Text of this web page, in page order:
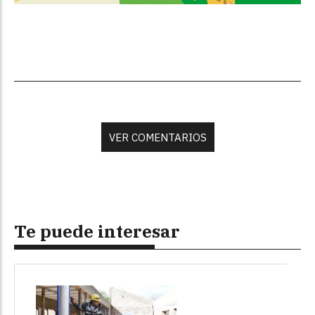
VER COMENTARIOS
Te puede interesar